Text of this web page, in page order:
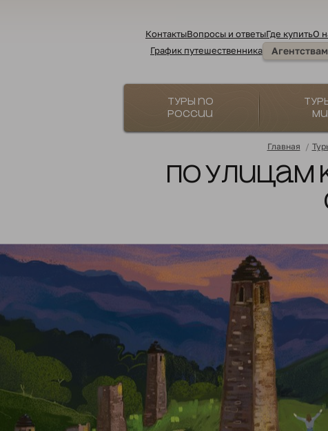
КонтактыВопросы и ответыГде купитьО
График путешественника
Агентствам
Туры по
России
Главная /
По улицам